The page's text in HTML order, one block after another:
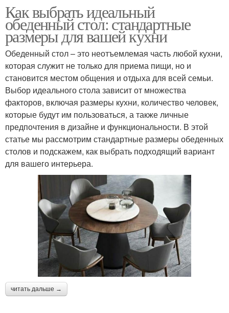
Как выбрать идеальный
обеденный стол: стандартные
размеры для вашей кухни
Обеденный стол – это неотъемлемая часть любой кухни,
которая служит не только для приема пищи, но и
становится местом общения и отдыха для всей семьи.
Выбор идеального стола зависит от множества
факторов, включая размеры кухни, количество человек,
которые будут им пользоваться, а также личные
предпочтения в дизайне и функциональности. В этой
статье мы рассмотрим стандартные размеры обеденных
столов и подскажем, как выбрать подходящий вариант
для вашего интерьера.
читать дальше →